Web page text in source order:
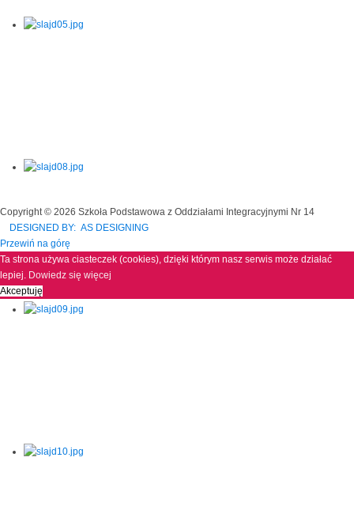
Copyright © 2026 Szkoła Podstawowa z Oddziałami Integracyjnymi Nr 14
DESIGNED BY: AS DESIGNING
Przewiń na górę
Ta strona używa ciasteczek (cookies), dzięki którym nasz serwis może działać
lepiej. Dowiedz się więcej
Akceptuję